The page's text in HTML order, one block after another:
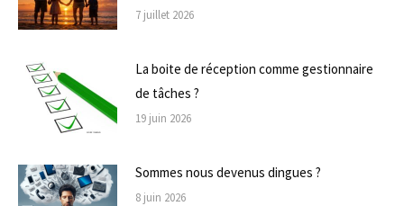
7 juillet 2026
La boite de réception comme gestionnaire
de tâches ?
19 juin 2026
Sommes nous devenus dingues ?
8 juin 2026